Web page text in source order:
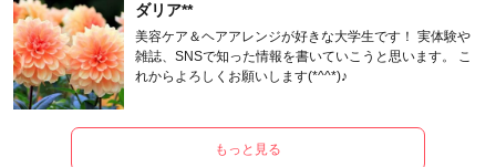
ダリア**
美容ケア＆ヘアアレンジが好きな大学生です！ 実体験や
雑誌、SNSで知った情報を書いていこうと思います。 こ
れからよろしくお願いします(*^^*)♪
もっと見る